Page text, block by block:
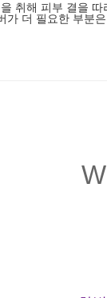
취해 피부 결을 따
가 더 필요한 부분